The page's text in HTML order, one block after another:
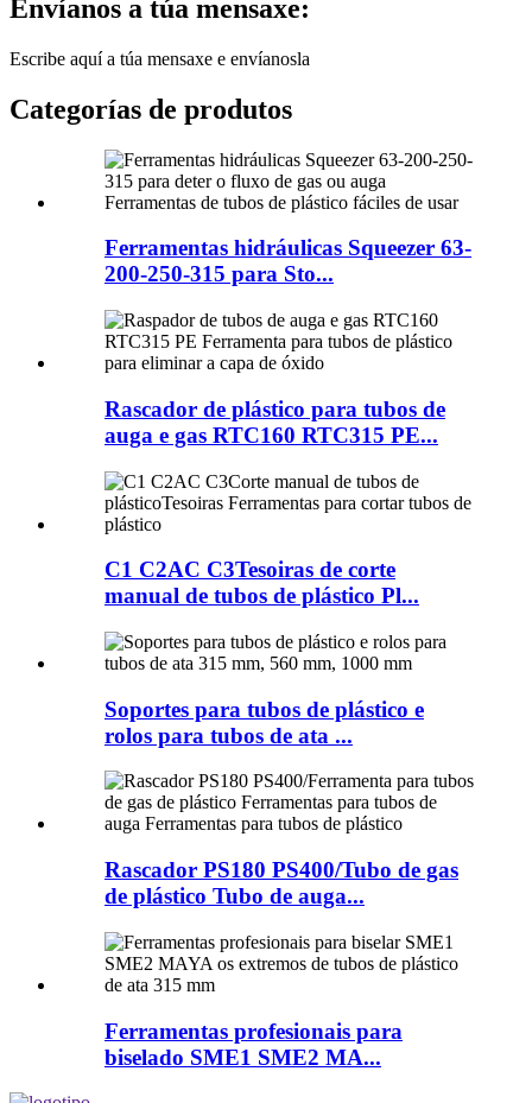
Envíanos a túa mensaxe:
Escribe aquí a túa mensaxe e envíanosla
Categorías de produtos
Ferramentas hidráulicas Squeezer 63-
200-250-315 para Sto...
Rascador de plástico para tubos de
auga e gas RTC160 RTC315 PE...
C1 C2AC C3Tesoiras de corte
manual de tubos de plástico Pl...
Soportes para tubos de plástico e
rolos para tubos de ata ...
Rascador PS180 PS400/Tubo de gas
de plástico Tubo de auga...
Ferramentas profesionais para
biselado SME1 SME2 MA...